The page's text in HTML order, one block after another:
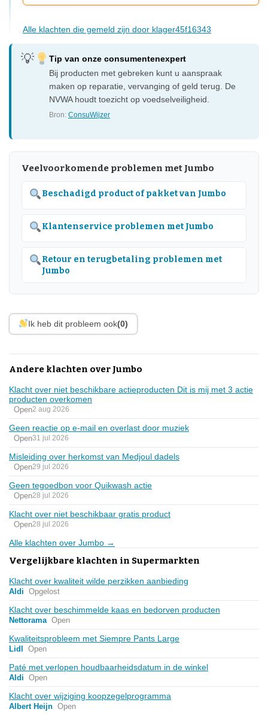
Alle klachten die gemeld zijn door klager45f16343
Tip van onze consumentenexpert
Bij producten met gebreken kunt u aanspraak
maken op reparatie, vervanging of geld terug. De
NVWA houdt toezicht op voedselveiligheid.
Bron:ConsuWijzer
Veelvoorkomende problemen met Jumbo
Beschadigd product of pakket van Jumbo
Klantenservice problemen met Jumbo
Retour en terugbetaling problemen met
Jumbo
Ik heb dit probleem ook(0)
Andere klachten over Jumbo
Klacht over niet beschikbare actieproducten Dit is mij met 3 actie
producten overkomen
Open2 aug 2026
Geen reactie op e-mail en overlast door muziek
Open31 jul 2026
Misleiding over herkomst van Medjoul dadels
Open29 jul 2026
Geen tegoedbon voor Quikwash actie
Open28 jul 2026
Klacht over niet beschikbaar gratis product
Open28 jul 2026
Alle klachten over Jumbo →
Vergelijkbare klachten in Supermarkten
Klacht over kwaliteit wilde perzikken aanbieding
Aldi Opgelost
Klacht over beschimmelde kaas en bedorven producten
Nettorama Open
Kwaliteitsprobleem met Siempre Pants Large
Lidl Open
Paté met verlopen houdbaarheidsdatum in de winkel
Aldi Open
Klacht over wijziging koopzegelprogramma
Albert Heijn Open